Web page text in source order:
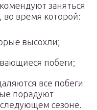
заняться
время которой:
высохли;
побеги;
все побеги
порадуют
сезоне.